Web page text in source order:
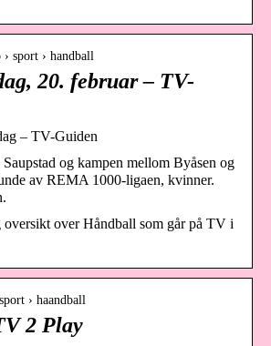
sport › handball
20. februar – TV-
– TV-Guiden
og kampen mellom Byåsen og
av REMA 1000-ligaen, kvinner.
over Håndball som går på TV i
› haandball
2 Play